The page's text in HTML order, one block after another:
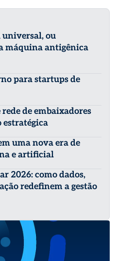
pela Icahn School of
universal, ou
máquina antigênica
para startups de
de embaixadores
uma nova era de
e artificial
2026: como dados,
redefinem a gestão